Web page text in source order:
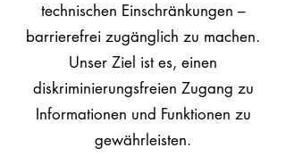
technischen Einschränkungen –
barrierefrei zugänglich zu machen.
Unser Ziel ist es, einen
diskriminierungsfreien Zugang zu
Informationen und Funktionen zu
gewährleisten.